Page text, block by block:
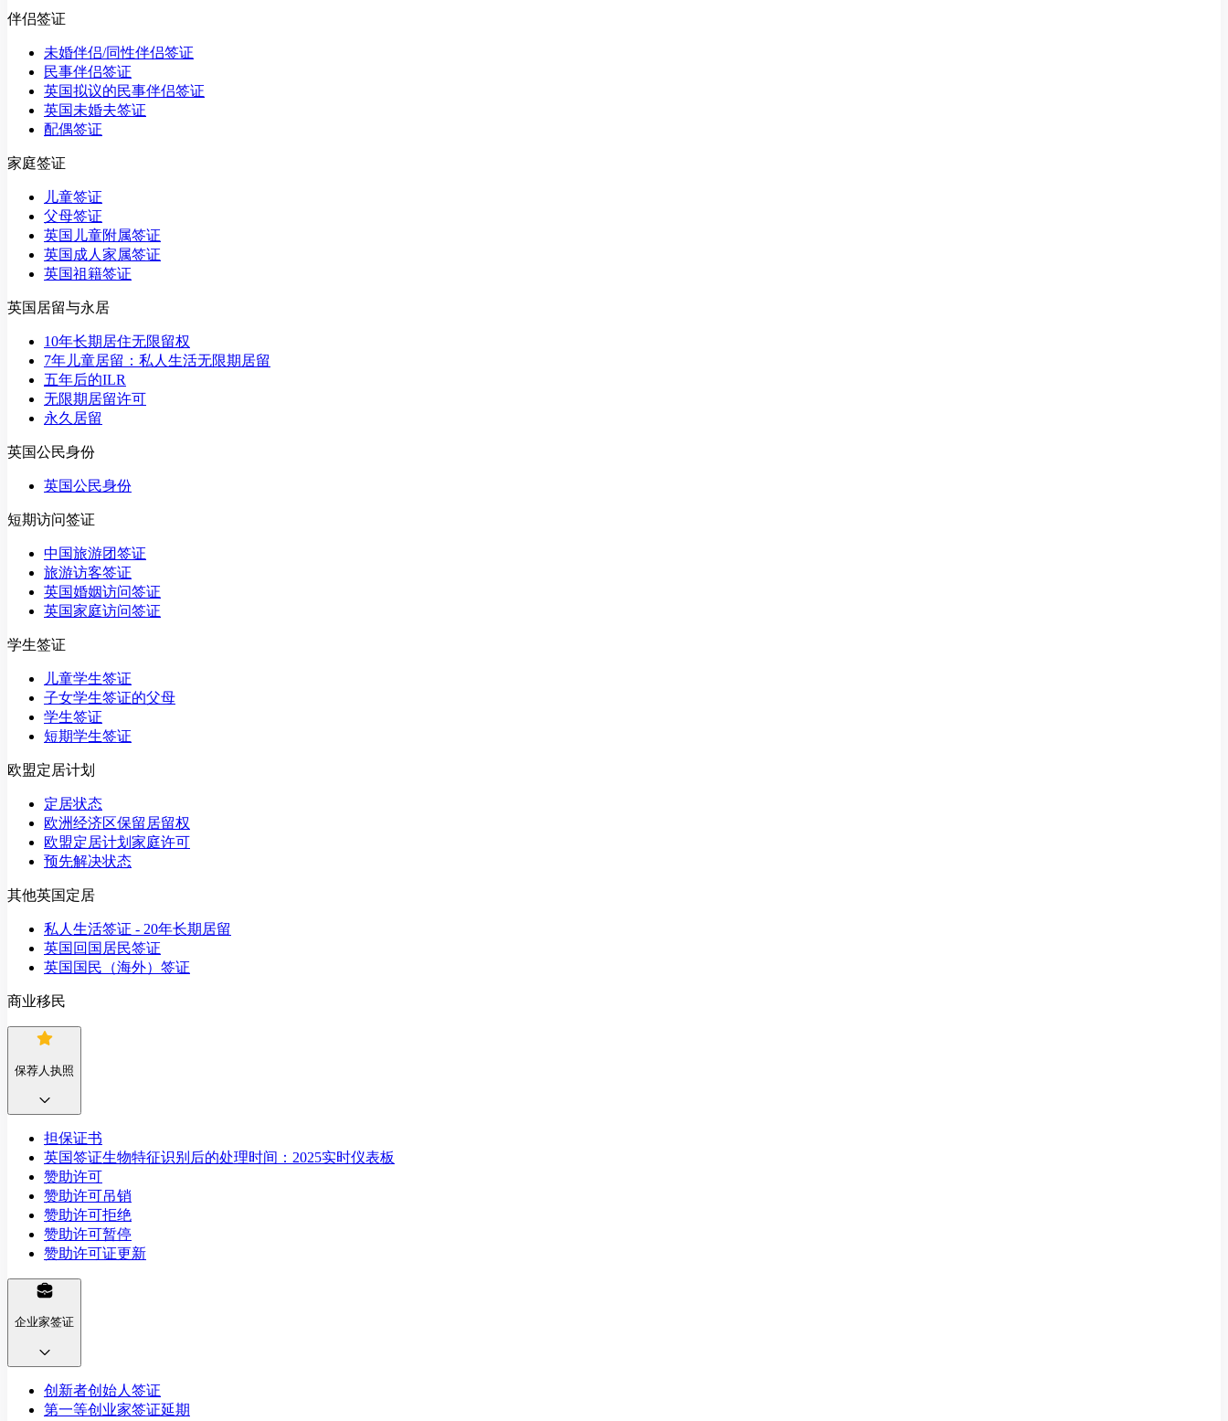
伴侣签证
未婚伴侣/同性伴侣签证
民事伴侣签证
英国拟议的民事伴侣签证
英国未婚夫签证
配偶签证
家庭签证
儿童签证
父母签证
英国儿童附属签证
英国成人家属签证
英国祖籍签证
英国居留与永居
10年长期居住无限留权
7年儿童居留：私人生活无限期居留
五年后的ILR
无限期居留许可
永久居留
英国公民身份
英国公民身份
短期访问签证
中国旅游团签证
旅游访客签证
英国婚姻访问签证
英国家庭访问签证
学生签证
儿童学生签证
子女学生签证的父母
学生签证
短期学生签证
欧盟定居计划
定居状态
欧洲经济区保留居留权
欧盟定居计划家庭许可
预先解决状态
其他英国定居
私人生活签证 - 20年长期居留
英国回国居民签证
英国国民（海外）签证
商业移民
保荐人执照
担保证书
英国签证生物特征识别后的处理时间：2025实时仪表板
赞助许可
赞助许可吊销
赞助许可拒绝
赞助许可暂停
赞助许可证更新
企业家签证
创新者创始人签证
第一等创业家签证延期